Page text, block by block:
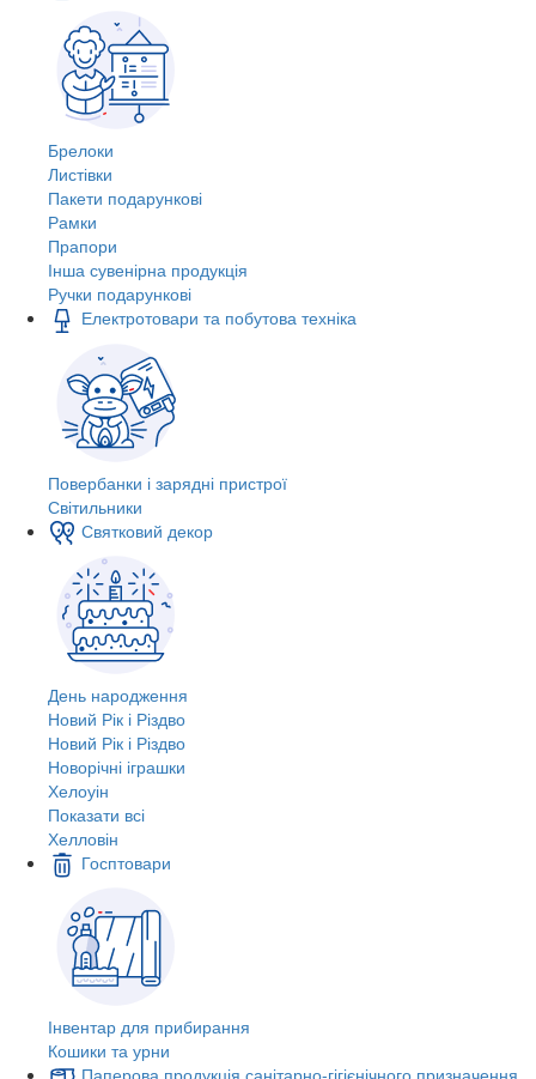
Брелоки
Листівки
Пакети подарункові
Рамки
Прапори
Інша сувенірна продукція
Ручки подарункові
Електротовари та побутова техніка
Повербанки і зарядні пристрої
Світильники
Святковий декор
День народження
Новий Рік і Різдво
Новий Рік і Різдво
Новорічні іграшки
Хелоуін
Показати всі
Хелловін
Госптовари
Інвентар для прибирання
Кошики та урни